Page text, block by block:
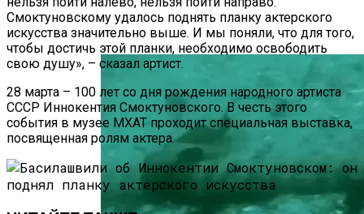
В Ряде Стран Наблюдаются Сбои В
Работе Facebook И Instagram
Смоктуновскому удалось поднять планку актерского
искусства значительно выше. И мы поняли, что для того,
чтобы достичь этой планки, необходимо освободить
свою душу», – сказал артист.
28 марта – 100 лет со дня рождения народного артиста
СССР Иннокентия Смоктуновского. В честь этого
события в музее МХАТ проходит специальная выставка,
посвященная ролям актера.